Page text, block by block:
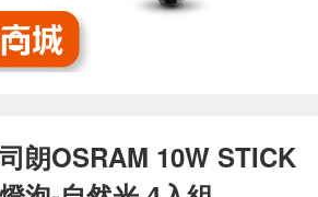
朗OSRAM 10W STICK